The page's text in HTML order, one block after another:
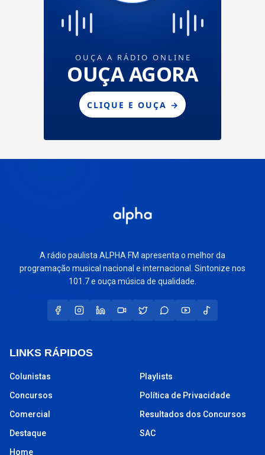
A rádio paulista ALPHA FM apresenta o melhor da
programação musical nacional e internacional. Sintonize nos
101.7 e ouça música de qualidade.
LINKS RÁPIDOS
Colunistas
Concursos
Comercial
Destaque
Home
Playlists
Política de Privacidade
Resultados dos Concursos
SAC